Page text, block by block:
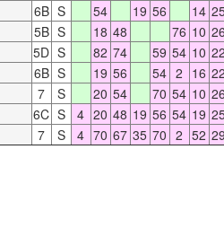
6B S 54 19 56 14
5B S 18 48 76 10 26
5D S 82 74 59 54 10 22
6B S 19 56 54 2 16 22
7 S 20 54 70 54 10 26
6C S 4 20 48 19 56 54 19
7 S 4 70 67 35 70 2 52 29